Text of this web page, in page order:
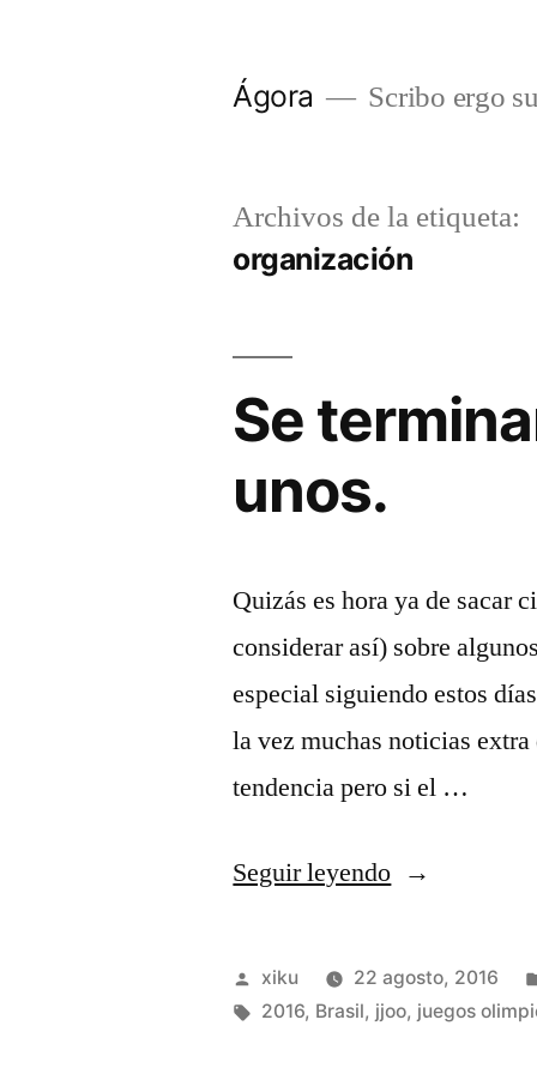
Ágora Scribo ergo
Archivos de la etiqueta:
organización
Se
unos.
Quizás es hora ya de sacar
considerar así) sobre
especial siguiendo estos
la vez muchas noticias
tendencia pero si el …
Seguir leyendo«Se
no
los
Publicado
por
xiku 22 agosto, 2016
Etiquetas:
2016, Brasil, jjoo, juegos